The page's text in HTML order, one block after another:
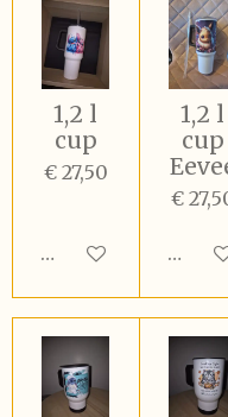
1,2 l
cup
€ 27,50
In winkelwagen
1,2 l
cup
€
In